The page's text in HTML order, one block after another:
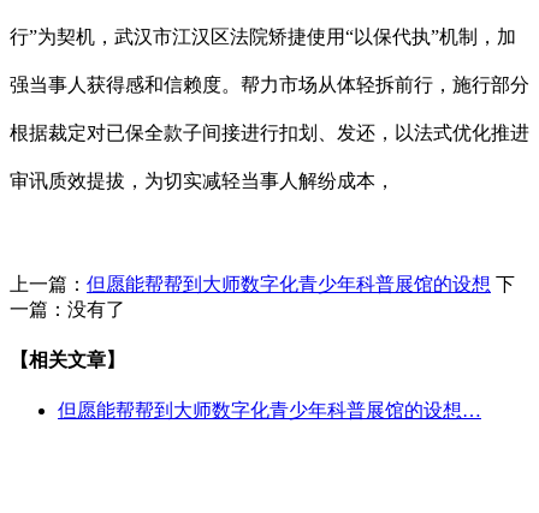
行”为契机，武汉市江汉区法院矫捷使用“以保代执”机制，加
强当事人获得感和信赖度。帮力市场从体轻拆前行，施行部分
根据裁定对已保全款子间接进行扣划、发还，以法式优化推进
审讯质效提拔，为切实减轻当事人解纷成本，
上一篇： 但愿能帮帮到大师数字化青少年科普展馆的设想 下
一篇：没有了
【相关文章】
但愿能帮帮到大师数字化青少年科普展馆的设想…